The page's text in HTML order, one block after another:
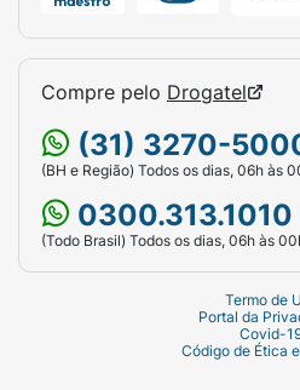
Compre pelo Drogatel
(31) 3270-
(BH e Região) Todos os dias, 06h às
0300.313.1010
(Todo Brasil) Todos os dias, 06h às
Termo de
Portal da
Covid-
Código de Ética